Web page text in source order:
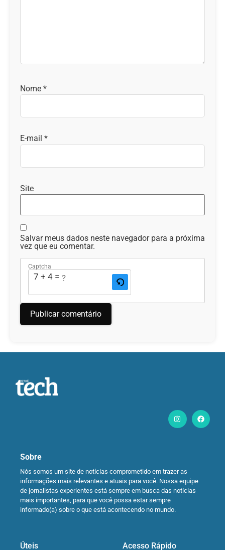
Nome *
E-mail *
Site
Salvar meus dados neste navegador para a próxima
vez que eu comentar.
Captcha
7 + 4 = ?
Sobre
Nós somos um site de notícias comprometido em trazer as
informações mais relevantes e atuais para você. Nossa equipe
de jornalistas experientes está sempre em busca das notícias
mais importantes, para que você possa estar sempre
informado(a) sobre o que está acontecendo no mundo.
Úteis Acesso Rápido